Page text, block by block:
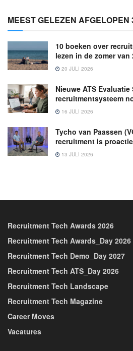
MEEST GELEZEN AFGELOPEN
10 boeken over
lezen in de zomer van
20 JULI 2026
Nieuwe ATS
recruitmentsysteem
16 JULI 2026
Tycho van Paassen
recruitment is
13 JULI 2026
Recruitment Tech Awards 2026
Recruitment Tech Awards_Day 2026
Recruitment Tech Demo_Day 2027
Recruitment Tech ATS_Day 2026
Recruitment Tech Landscape
Recruitment Tech Magazine
Career Moves
Vacatures